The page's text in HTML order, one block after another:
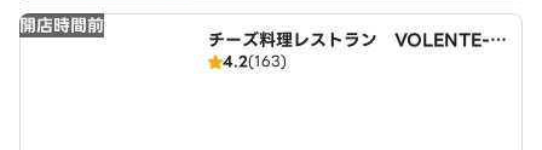
開店時間前
チーズ料理レストラン VOLENTE-0
484.2(163)